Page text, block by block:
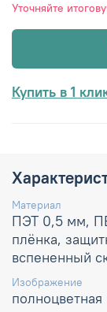
Уточняйте
Купить в 1
Материал
ПЭТ 0,5 мм,
плёнка,
вспененный
Изображение
полноцветная